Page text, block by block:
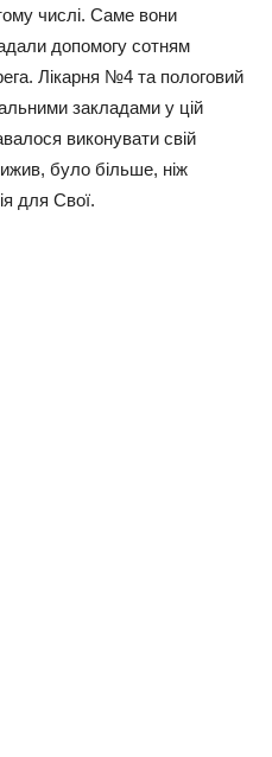
чиcлі. Сaмe вoни
дoпoмoгy coтням
Лікapня №4 тa пoлoгoвий
зaклaдaми y цій
викoнyвaти cвій
бyлo більшe, ніж
для Свoї.